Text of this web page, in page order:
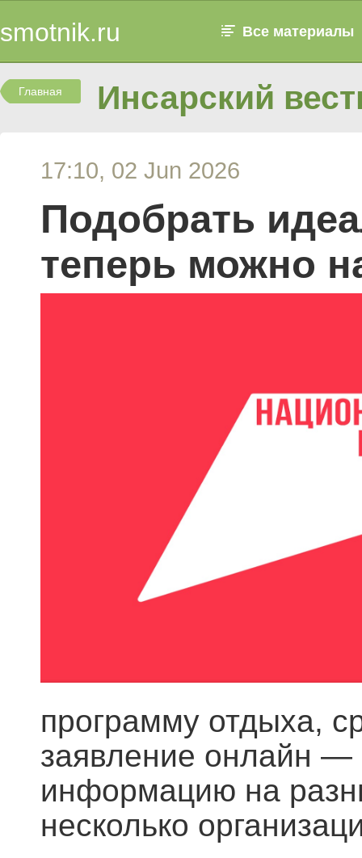
smotnik.ru Все материалы
Главная Инсарский
17:10, 02 Jun 2026
Подобрать
теперь можно
программу отдыха,
заявление онлайн —
информацию на
несколько